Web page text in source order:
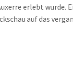
erlebt wurde.
auf das